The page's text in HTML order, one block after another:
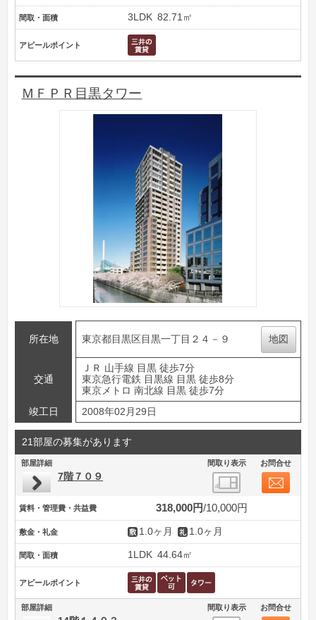
間取・面積 3LDK 82.71㎡
アピールポイント
ＭＦＰＲ目黒タワー
所在地 東京都目黒区目黒一丁目２４－９ 地図
交通
ＪＲ 山手線 目黒 徒歩7分
東京急行電鉄 目黒線 目黒 徒歩8分
東京メトロ 南北線 目黒 徒歩7分
竣工日
2008年02月29日
21部屋の募集があります
部屋詳細 間取り表示 お問合せ
7階７０９
賃料・管理費・共益費 318,000円 10,000円
敷金・礼金 1.0ヶ月 1.0ヶ月
間取・面積 1LDK 44.64㎡
アピールポイント
部屋詳細 間取り表示 お問合せ